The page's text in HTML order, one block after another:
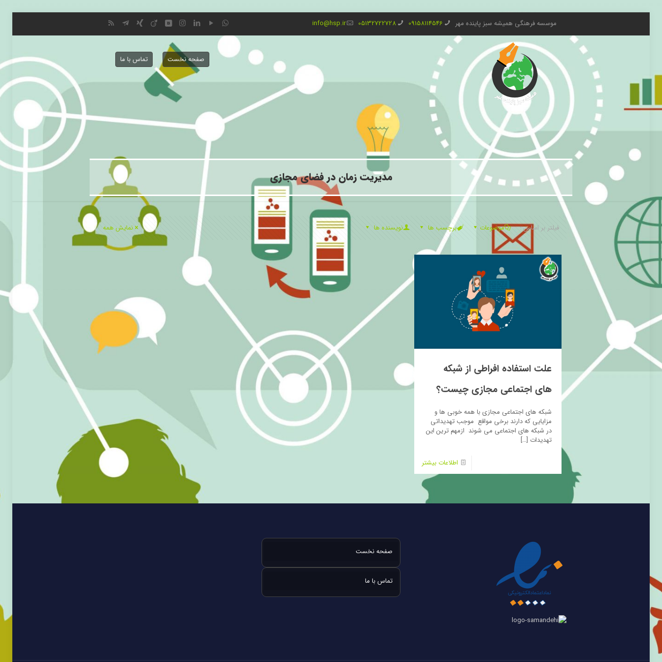
موسسه فرهنگی همیشه سبز پاینده مهر 09158114546
05132722728
info@hsp.ir
صفحه نخست تماس با ما
مدیریت زمان در فضای مجازی
فیلتر بر اساس : موضوعات برچسب ها نویسنده ها نمایش همه
علت استفاده افراطی از شبکه
های اجتماعی مجازی چیست؟
شبکه های اجتماعی مجازی با همه خوبی ها و
مزایایی که دارند برخی مواقع موجب تهدیداتی
در شبکه های اجتماعی می شوند ازمهم ترین این
تهدیدات […]
اطلاعات بیشتر
صفحه نخست
تماس با ما